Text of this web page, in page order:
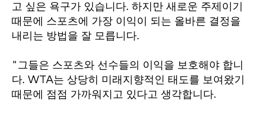
고 싶은 욕구가 있습니다. 하지만 새로운 주제이기
때문에 스포츠에 가장 이익이 되는 올바른 결정을
내리는 방법을 잘 모릅니다.
"그들은 스포츠와 선수들의 이익을 보호해야 합니
다. WTA는 상당히 미래지향적인 태도를 보여왔기
때문에 점점 가까워지고 있다고 생각합니다.